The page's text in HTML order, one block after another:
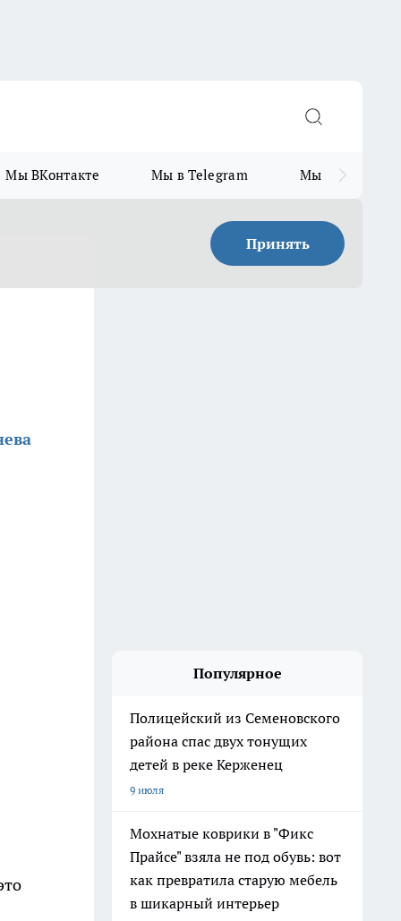
Мы ВКонтакте Мы в Telegram Мы в MAX
Принять
Популярное
Полицейский из Семеновского
района спас двух тонущих
детей в реке Керженец
9 июля
Мохнатые коврики в "Фикс
Прайсе" взяла не под обувь: вот
как превратила старую мебель
в шикарный интерьер